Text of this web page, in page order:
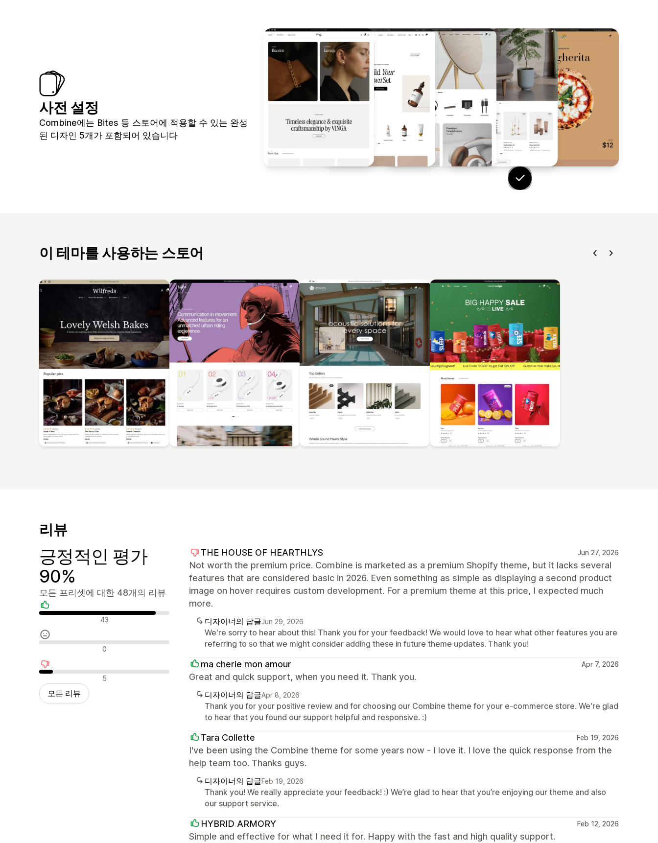
사전 설정
Combine에는 Bites 등 스토어에 적용할 수 있는 완성
된 디자인 5개가 포함되어 있습니다
이 테마를 사용하는 스토어
리뷰
긍정적인 평가
90%
모든 프리셋에 대한 48개의 리뷰
긍정적인 리뷰 43
중립적인 리뷰 0
부정적인 리뷰 5
모든 리뷰
THE HOUSE OF HEARTHLYS Jun 27, 2026
Not worth the premium price. Combine is marketed as a premium Shopify theme, but it lacks several
features that are considered basic in 2026. Even something as simple as displaying a second product
image on hover requires custom development. For a premium theme at this price, I expected much
more.
디자이너의 답글Jun 29, 2026
We're sorry to hear about this! Thank you for your feedback! We would love to hear what other features you are
referring to so that we might consider adding these in future theme updates. Thank you!
ma cherie mon amour Apr 7, 2026
Great and quick support, when you need it. Thank you.
디자이너의 답글Apr 8, 2026
Thank you for your positive review and for choosing our Combine theme for your e-commerce store. We're glad
to hear that you found our support helpful and responsive. :)
Tara Collette Feb 19, 2026
I've been using the Combine theme for some years now - I love it. I love the quick response from the
help team too. Thanks guys.
디자이너의 답글Feb 19, 2026
Thank you! We really appreciate your feedback! :) We’re glad to hear that you’re enjoying our theme and also
our support service.
HYBRID ARMORY Feb 12, 2026
Simple and effective for what I need it for. Happy with the fast and high quality support.